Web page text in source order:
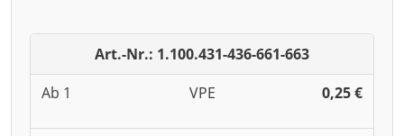
Art.-Nr.: 1.100.431-436-661-663
Ab 1
VPE 0,25 €